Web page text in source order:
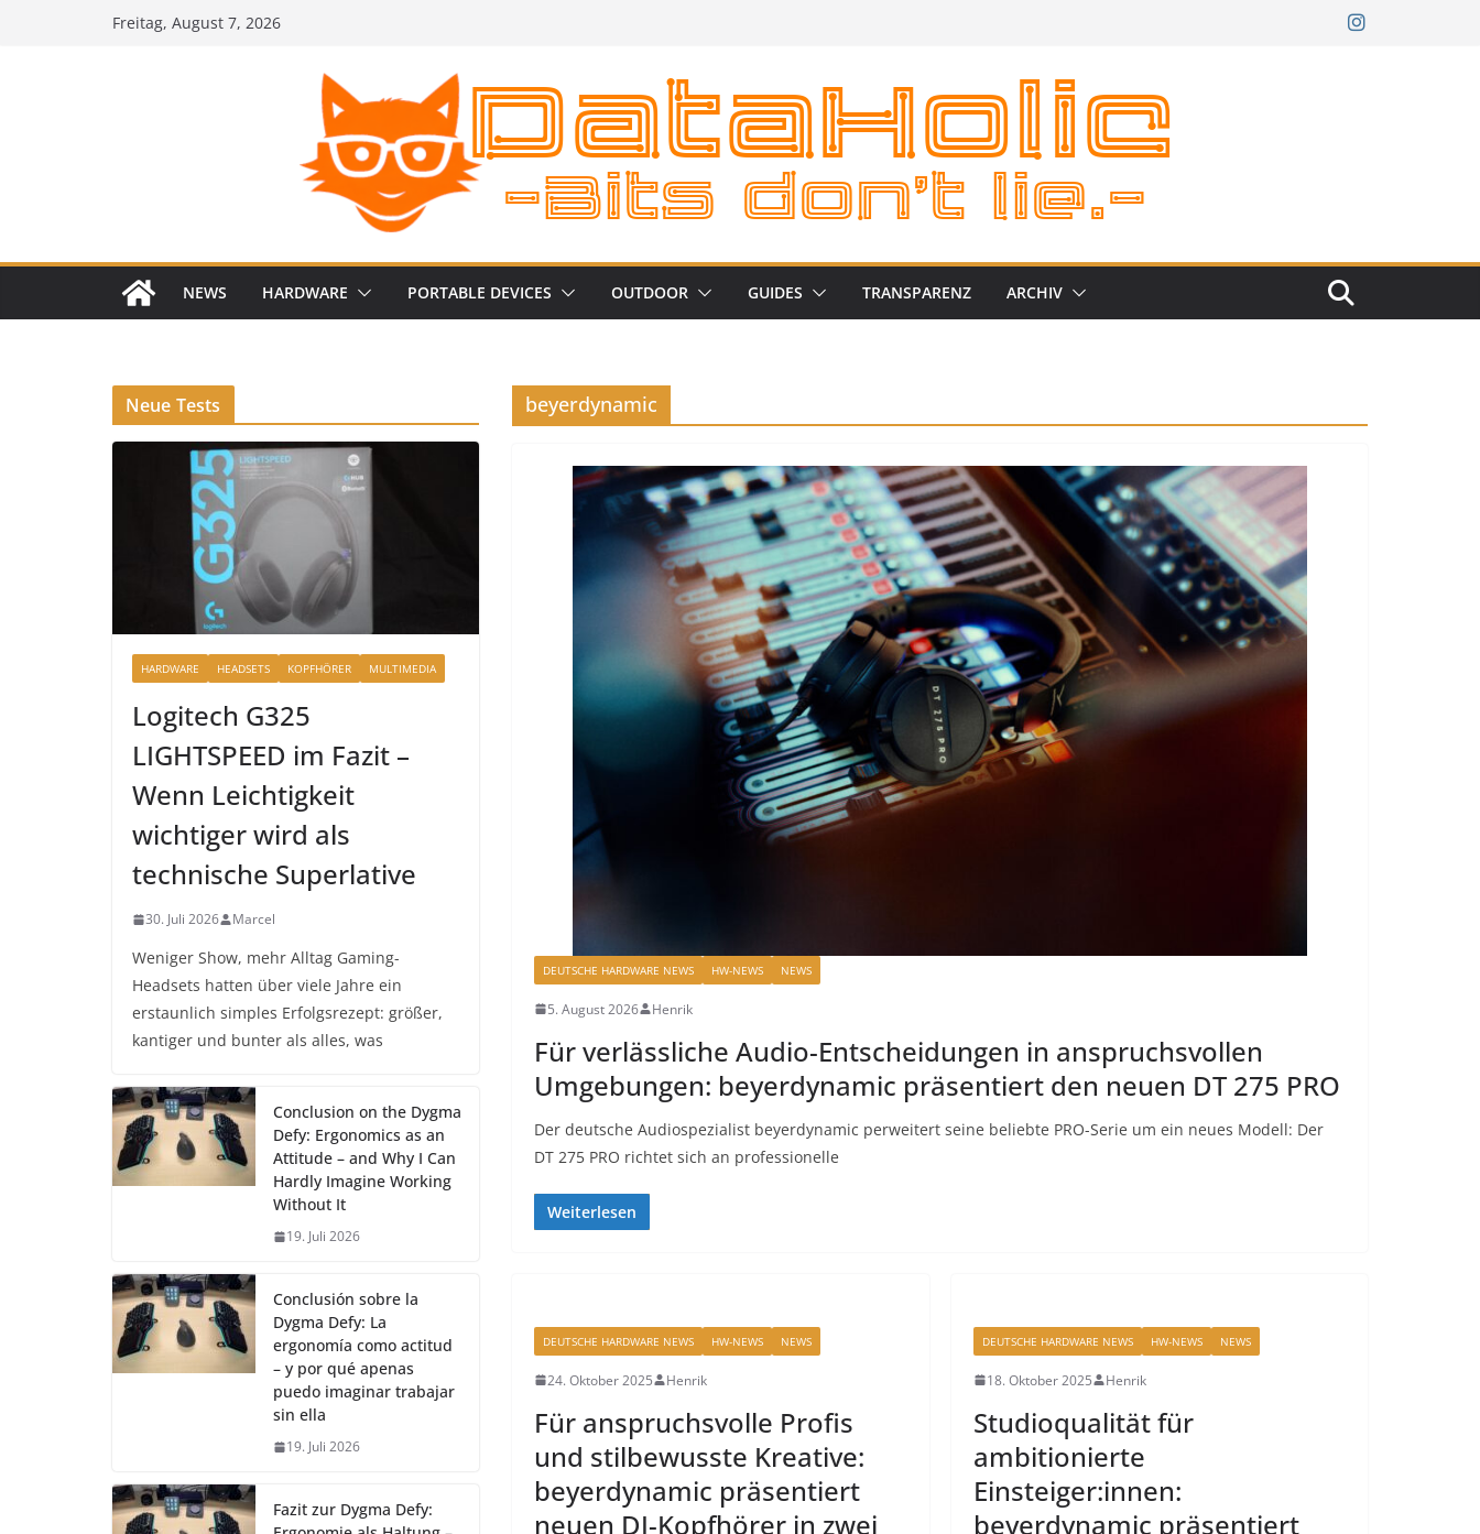
Freitag, August 7, 2026
NEWS HARDWARE PORTABLE DEVICES OUTDOOR GUIDES TRANSPARENZ ARCHIV
beyerdynamic
DEUTSCHE HARDWARE NEWS HW-NEWS NEWS
5. August 2026 Henrik
Für verlässliche Audio-Entscheidungen in anspruchsvollen
Umgebungen: beyerdynamic präsentiert den neuen DT 275 PRO
Der deutsche Audiospezialist beyerdynamic perweitert seine beliebte PRO-Serie um ein neues Modell: Der
DT 275 PRO richtet sich an professionelle
Weiterlesen
DEUTSCHE HARDWARE NEWS HW-NEWS NEWS
24. Oktober 2025 Henrik
Für anspruchsvolle Profis
und stilbewusste Kreative:
beyerdynamic präsentiert
neuen DJ-Kopfhörer in zwei
DEUTSCHE HARDWARE NEWS HW-NEWS NEWS
18. Oktober 2025 Henrik
Studioqualität für
ambitionierte
Einsteiger:innen:
beyerdynamic präsentiert
Neue Tests
HARDWARE HEADSETS KOPFHÖRER MULTIMEDIA
Logitech G325
LIGHTSPEED im Fazit –
Wenn Leichtigkeit
wichtiger wird als
technische Superlative
30. Juli 2026 Marcel
Weniger Show, mehr Alltag Gaming-
Headsets hatten über viele Jahre ein
erstaunlich simples Erfolgsrezept: größer,
kantiger und bunter als alles, was
Conclusion on the Dygma
Defy: Ergonomics as an
Attitude – and Why I Can
Hardly Imagine Working
Without It
19. Juli 2026
Conclusión sobre la
Dygma Defy: La
ergonomía como actitud
– y por qué apenas
puedo imaginar trabajar
sin ella
19. Juli 2026
Fazit zur Dygma Defy: